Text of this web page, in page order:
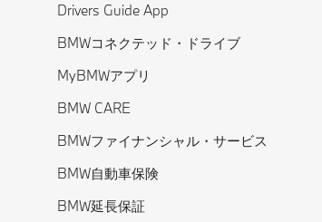
Drivers Guide App
BMWコネクテッド・ドライブ
MyBMWアプリ
BMW CARE
BMWファイナンシャル・サービス
BMW自動車保険
BMW延長保証